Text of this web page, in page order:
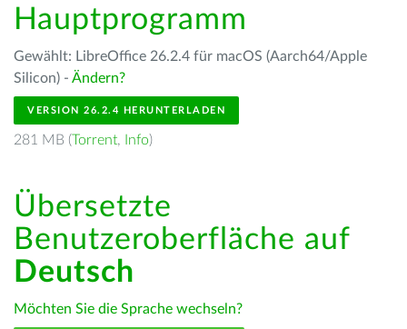
Hauptprogramm
Gewählt: LibreOffice 26.2.4 für macOS (Aarch64/Apple
Silicon) - Ändern?
VERSION 26.2.4 HERUNTERLADEN
281 MB (Torrent, Info)
Übersetzte
Benutzeroberfläche auf
Deutsch
Möchten Sie die Sprache wechseln?